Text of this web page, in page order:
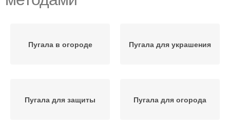
Пугала в огороде Пугала для украшения
Пугала для защиты Пугала для огорода